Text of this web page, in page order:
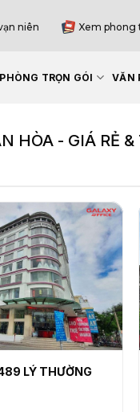
niên Xem phong
TRỌN GÓI VĂN
HÒA - GIÁ RẺ
LÝ THƯỜNG